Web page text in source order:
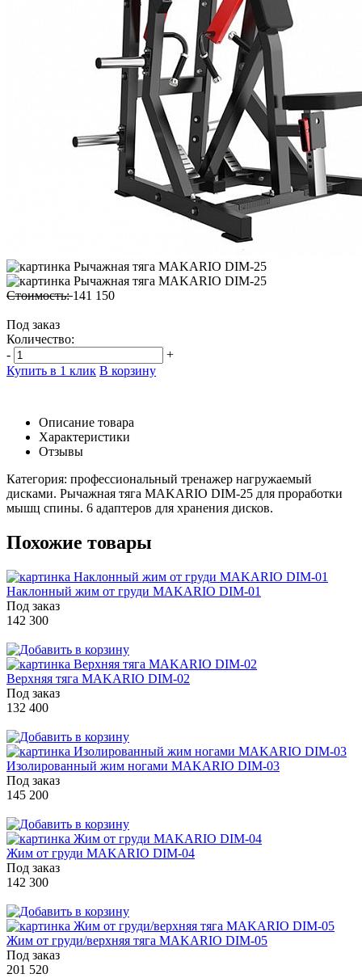
Стоимость:141 150
Под заказ
Количество:
-
+
Купить в 1 клик В корзину
Описание товара
Характеристики
Отзывы
Категория: профессиональный тренажер нагружаемый
дисками. Рычажная тяга MAKARIO DIM-25 для проработки
мышц спины. 6 адаптеров для хранения дисков.
Похожие товары
Наклонный жим от груди MAKARIO DIM-01
Под заказ
142 300
Верхняя тяга MAKARIO DIM-02
Под заказ
132 400
Изолированный жим ногами MAKARIO DIM-03
Под заказ
145 200
Жим от груди MAKARIO DIM-04
Под заказ
142 300
Жим от груди/верхняя тяга MAKARIO DIM-05
Под заказ
201 520